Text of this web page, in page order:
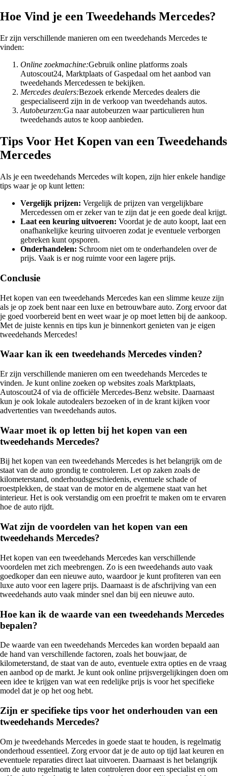
Hoe Vind je een Tweedehands Mercedes?
Er zijn verschillende manieren om een tweedehands Mercedes te
vinden:
Online zoekmachine:Gebruik online platforms zoals
Autoscout24, Marktplaats of Gaspedaal om het aanbod van
tweedehands Mercedessen te bekijken.
Mercedes dealers:Bezoek erkende Mercedes dealers die
gespecialiseerd zijn in de verkoop van tweedehands autos.
Autobeurzen:Ga naar autobeurzen waar particulieren hun
tweedehands autos te koop aanbieden.
Tips Voor Het Kopen van een Tweedehands
Mercedes
Als je een tweedehands Mercedes wilt kopen, zijn hier enkele handige
tips waar je op kunt letten:
Vergelijk prijzen: Vergelijk de prijzen van vergelijkbare
Mercedessen om er zeker van te zijn dat je een goede deal krijgt.
Laat een keuring uitvoeren: Voordat je de auto koopt, laat een
onafhankelijke keuring uitvoeren zodat je eventuele verborgen
gebreken kunt opsporen.
Onderhandelen: Schroom niet om te onderhandelen over de
prijs. Vaak is er nog ruimte voor een lagere prijs.
Conclusie
Het kopen van een tweedehands Mercedes kan een slimme keuze zijn
als je op zoek bent naar een luxe en betrouwbare auto. Zorg ervoor dat
je goed voorbereid bent en weet waar je op moet letten bij de aankoop.
Met de juiste kennis en tips kun je binnenkort genieten van je eigen
tweedehands Mercedes!
Waar kan ik een tweedehands Mercedes vinden?
Er zijn verschillende manieren om een tweedehands Mercedes te
vinden. Je kunt online zoeken op websites zoals Marktplaats,
Autoscout24 of via de officiële Mercedes-Benz website. Daarnaast
kun je ook lokale autodealers bezoeken of in de krant kijken voor
advertenties van tweedehands autos.
Waar moet ik op letten bij het kopen van een
tweedehands Mercedes?
Bij het kopen van een tweedehands Mercedes is het belangrijk om de
staat van de auto grondig te controleren. Let op zaken zoals de
kilometerstand, onderhoudsgeschiedenis, eventuele schade of
roestplekken, de staat van de motor en de algemene staat van het
interieur. Het is ook verstandig om een proefrit te maken om te ervaren
hoe de auto rijdt.
Wat zijn de voordelen van het kopen van een
tweedehands Mercedes?
Het kopen van een tweedehands Mercedes kan verschillende
voordelen met zich meebrengen. Zo is een tweedehands auto vaak
goedkoper dan een nieuwe auto, waardoor je kunt profiteren van een
luxe auto voor een lagere prijs. Daarnaast is de afschrijving van een
tweedehands auto vaak minder snel dan bij een nieuwe auto.
Hoe kan ik de waarde van een tweedehands Mercedes
bepalen?
De waarde van een tweedehands Mercedes kan worden bepaald aan
de hand van verschillende factoren, zoals het bouwjaar, de
kilometerstand, de staat van de auto, eventuele extra opties en de vraag
en aanbod op de markt. Je kunt ook online prijsvergelijkingen doen om
een idee te krijgen van wat een redelijke prijs is voor het specifieke
model dat je op het oog hebt.
Zijn er specifieke tips voor het onderhouden van een
tweedehands Mercedes?
Om je tweedehands Mercedes in goede staat te houden, is regelmatig
onderhoud essentieel. Zorg ervoor dat je de auto op tijd laat keuren en
eventuele reparaties direct laat uitvoeren. Daarnaast is het belangrijk
om de auto regelmatig te laten controleren door een specialist en om